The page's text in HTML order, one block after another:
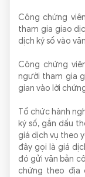
Công chứng
tham gia giao
dịch ký số vào
Công chứng
người tham gia
gian vào lời
Tổ chức hành
ký số, gắn dấu
giá dịch vụ theo
đây gọi là giá
đó gửi văn bản
chứng theo địa